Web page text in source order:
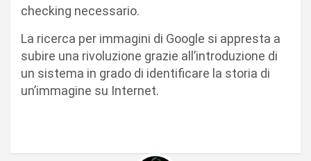
checking necessario.
La ricerca per immagini di Google si appresta a
subire una rivoluzione grazie all’introduzione di
un sistema in grado di identificare la storia di
un’immagine su Internet.